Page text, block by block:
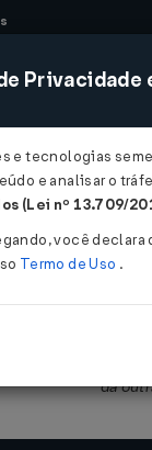
de polícia do
dá
Privacidade
e tecnologias
e analisar o
(Lei nº 13.709/
você declara
Termo de Uso .